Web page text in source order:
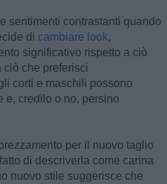
sentimenti contrastanti quando
di cambiare look,
significativo rispetto a ciò
ciò che preferisci
corti e maschili possono
e, credilo o no, persino
per il nuovo taglio
di descriverla come carina
nuovo stile suggerisce che